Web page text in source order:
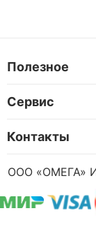
Полезное
Сервис
Контакты
ООО «ОМЕГА»